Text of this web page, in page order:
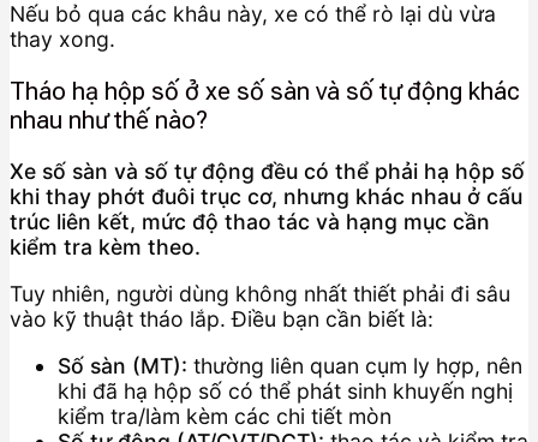
Nếu bỏ qua các khâu này, xe có thể rò lại dù vừa
thay xong.
Tháo hạ hộp số ở xe số sàn và số tự động khác
nhau như thế nào?
Xe số sàn và số tự động đều có thể phải hạ hộp số
khi thay phớt đuôi trục cơ, nhưng khác nhau ở cấu
trúc liên kết, mức độ thao tác và hạng mục cần
kiểm tra kèm theo.
Tuy nhiên, người dùng không nhất thiết phải đi sâu
vào kỹ thuật tháo lắp. Điều bạn cần biết là:
Số sàn (MT): thường liên quan cụm ly hợp, nên
khi đã hạ hộp số có thể phát sinh khuyến nghị
kiểm tra/làm kèm các chi tiết mòn